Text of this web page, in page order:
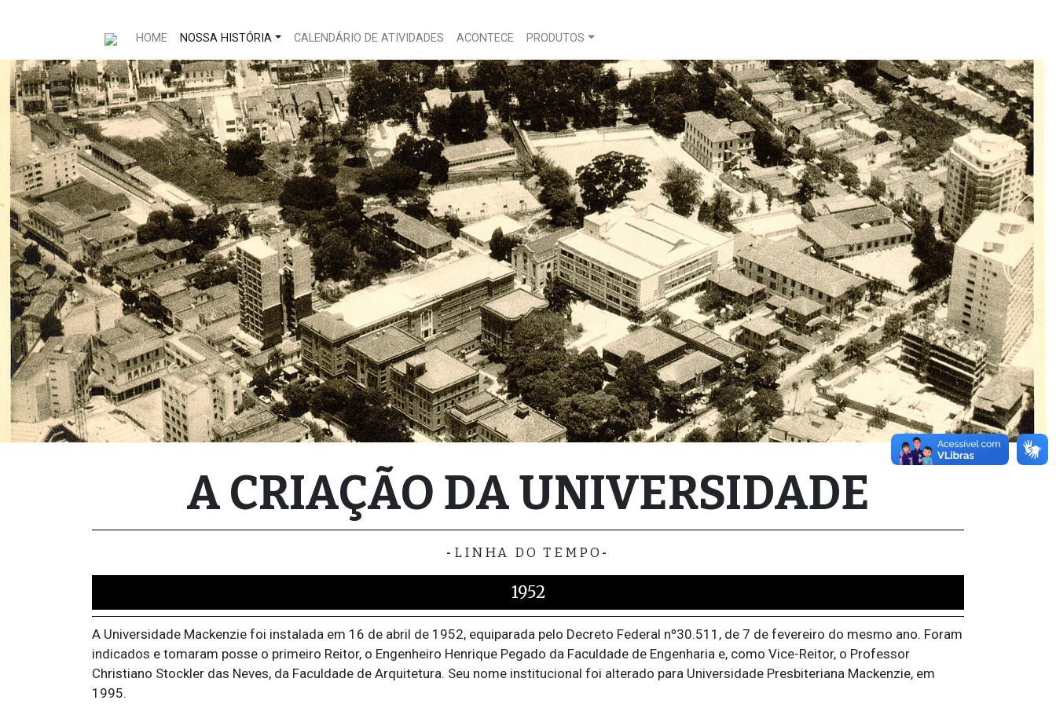
HOME NOSSA HISTÓRIA CALENDÁRIO DE ATIVIDADES ACONTECE PRODUTOS
A CRIAÇÃO DA UNIVERSIDADE
- LINHA DO TEMPO -
1952
A Universidade Mackenzie foi instalada em 16 de abril de 1952, equiparada pelo Decreto Federal nº30.511, de 7 de fevereiro do mesmo ano. Foram
indicados e tomaram posse o primeiro Reitor, o Engenheiro Henrique Pegado da Faculdade de Engenharia e, como Vice-Reitor, o Professor
Christiano Stockler das Neves, da Faculdade de Arquitetura. Seu nome institucional foi alterado para Universidade Presbiteriana Mackenzie, em
1995.